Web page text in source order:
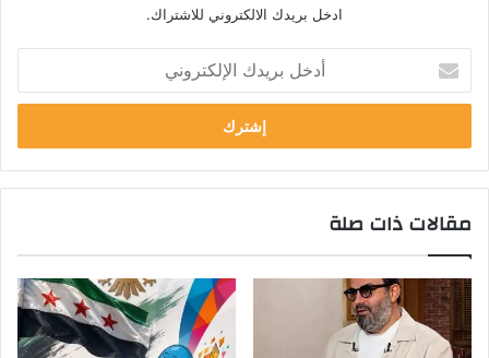
ادخل بريدك الالكتروني للاشتراك.
بريدك
الإلكتروني
مقالات ذات صلة